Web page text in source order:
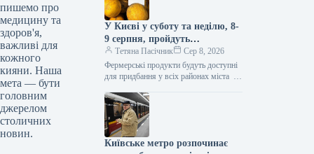
пишемо про
медицину та
здоров'я,
важливі для
кожного
кияни. Наша
мета — бути
головним
джерелом
столичних
новин.
У Києві у суботу та неділю, 8-
9 серпня, пройдуть
продовольчі базари (адреси)
Тетяна Пасічник
Сер 8, 2026
Фермерські продукти будуть доступні
для придбання у всіх районах міста
серпня, у…
Київське метро розпочинає